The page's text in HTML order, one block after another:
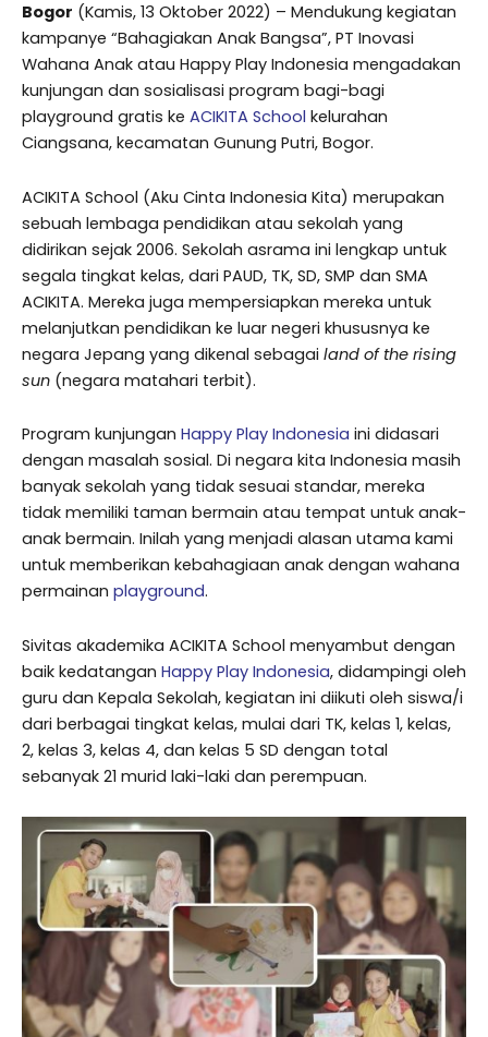
Bogor (Kamis, 13 Oktober 2022) – Mendukung kegiatan
kampanye “Bahagiakan Anak Bangsa”, PT Inovasi
Wahana Anak atau Happy Play Indonesia mengadakan
kunjungan dan sosialisasi program bagi-bagi
playground gratis ke ACIKITA School kelurahan
Ciangsana, kecamatan Gunung Putri, Bogor.
ACIKITA School (Aku Cinta Indonesia Kita) merupakan
sebuah lembaga pendidikan atau sekolah yang
didirikan sejak 2006. Sekolah asrama ini lengkap untuk
segala tingkat kelas, dari PAUD, TK, SD, SMP dan SMA
ACIKITA. Mereka juga mempersiapkan mereka untuk
melanjutkan pendidikan ke luar negeri khususnya ke
negara Jepang yang dikenal sebagai land of the rising
sun (negara matahari terbit).
Program kunjungan Happy Play Indonesia ini didasari
dengan masalah sosial. Di negara kita Indonesia masih
banyak sekolah yang tidak sesuai standar, mereka
tidak memiliki taman bermain atau tempat untuk anak-
anak bermain. Inilah yang menjadi alasan utama kami
untuk memberikan kebahagiaan anak dengan wahana
permainan playground.
Sivitas akademika ACIKITA School menyambut dengan
baik kedatangan Happy Play Indonesia, didampingi oleh
guru dan Kepala Sekolah, kegiatan ini diikuti oleh siswa/i
dari berbagai tingkat kelas, mulai dari TK, kelas 1, kelas,
2, kelas 3, kelas 4, dan kelas 5 SD dengan total
sebanyak 21 murid laki-laki dan perempuan.